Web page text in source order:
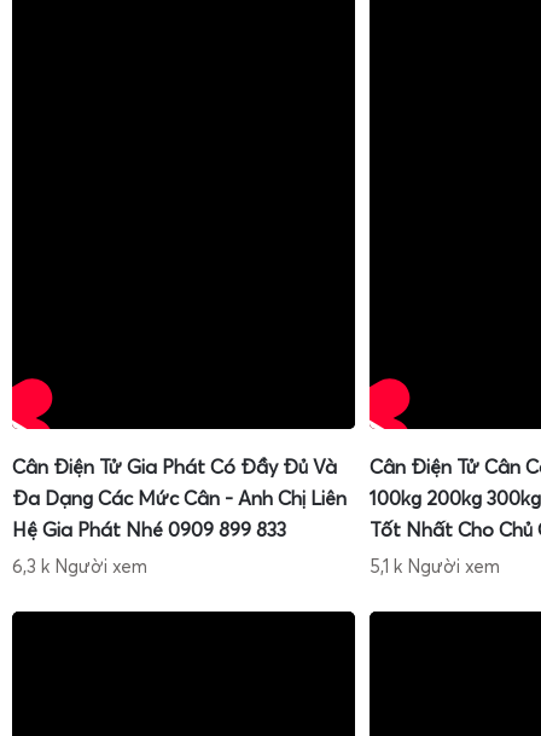
Cân Điện Tử Gia Phát Có Đầy Đủ Và
Đa Dạng Các Mức Cân - Anh Chị Liên
Hệ Gia Phát Nhé 0909 899 833
6,3 k Người xem
Cân Điện Tử Cân
100kg 200kg
Tốt Nhất Cho Chủ
5,1 k Người xem